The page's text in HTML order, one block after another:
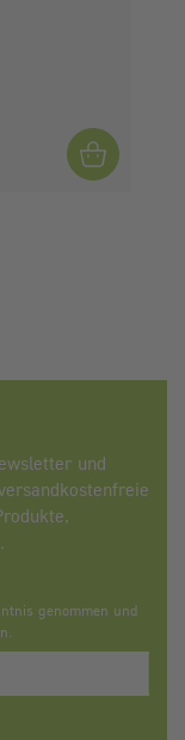
und
genommen und
Mail Adresse